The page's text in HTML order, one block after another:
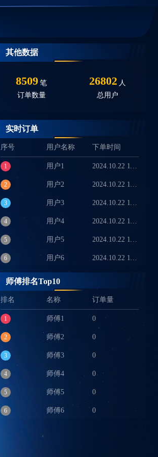
其他数据
8509 笔
订单数量
26802 人
总用户
实时订单
序号 用户名称 下单时间
1 用户1
2 用户2
3 用户3
4 用户4
5 用户5
6 用户6
8
9
10
师傅排名Top10
排名 名称 订单量
1 师傅1 0
2 师傅2 0
3 师傅3 0
4 师傅4 0
5 师傅5 0
6 师傅6 0